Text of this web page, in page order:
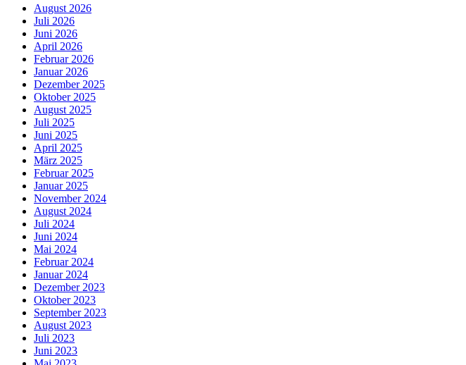
August 2026
Juli 2026
Juni 2026
April 2026
Februar 2026
Januar 2026
Dezember 2025
Oktober 2025
August 2025
Juli 2025
Juni 2025
April 2025
März 2025
Februar 2025
Januar 2025
November 2024
August 2024
Juli 2024
Juni 2024
Mai 2024
Februar 2024
Januar 2024
Dezember 2023
Oktober 2023
September 2023
August 2023
Juli 2023
Juni 2023